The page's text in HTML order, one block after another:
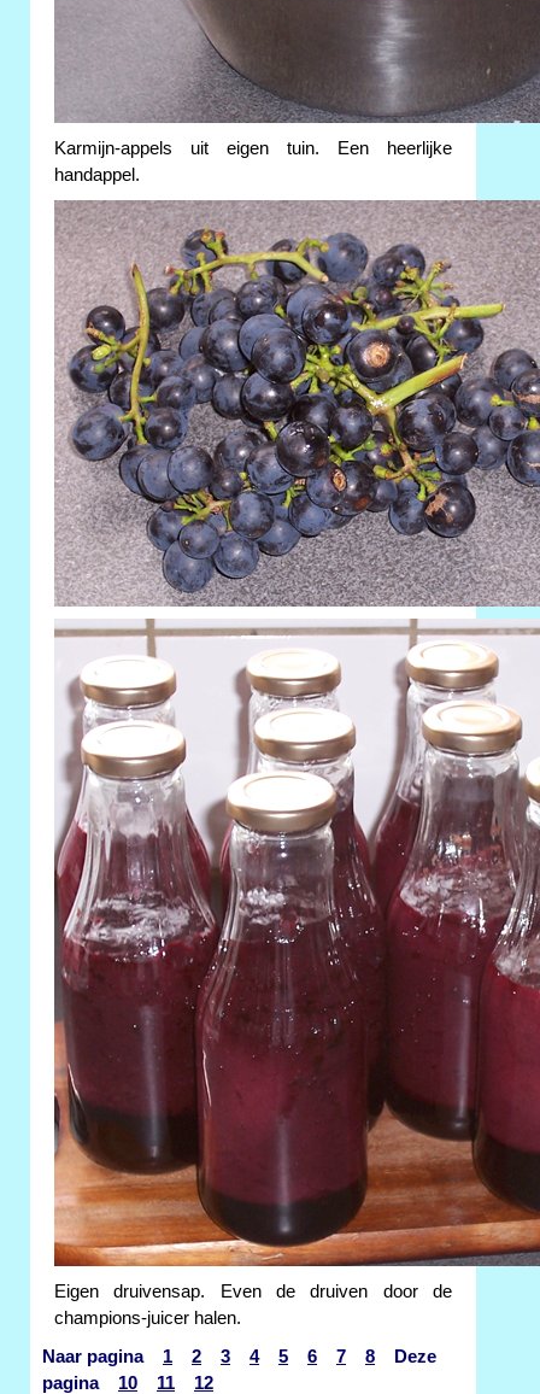
Karmijn-appels uit eigen tuin. Een heerlijke
handappel.
Eigen druivensap. Even de druiven door de
champions-juicer halen.
Naar pagina 1 2 3 4 5 6 7 8 Deze
pagina 10 11 12